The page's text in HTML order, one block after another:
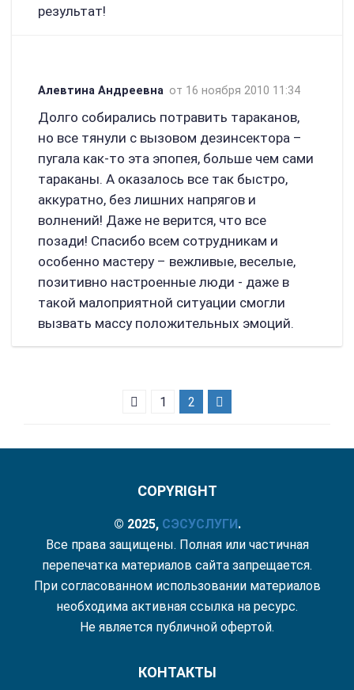
результат!
Алевтина Андреевна от 16 ноября 2010 11:34
Долго собирались потравить тараканов,
но все тянули с вызовом дезинсектора –
пугала как-то эта эпопея, больше чем сами
тараканы. А оказалось все так быстро,
аккуратно, без лишних напрягов и
волнений! Даже не верится, что все
позади! Спасибо всем сотрудникам и
особенно мастеру – вежливые, веселые,
позитивно настроенные люди - даже в
такой малоприятной ситуации смогли
вызвать массу положительных эмоций.
1 2
COPYRIGHT
© 2025, СЭСУСЛУГИ .
Все права защищены. Полная или частичная
перепечатка материалов сайта запрещается.
При согласованном использовании материалов
необходима активная ссылка на ресурс.
Не является публичной офертой.
КОНТАКТЫ